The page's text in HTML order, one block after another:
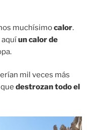
muchísimocalor.
aquíun calor de
mil veces más
destrozan todo el